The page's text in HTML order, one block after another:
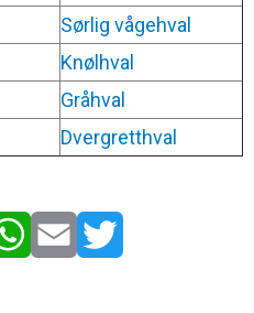
Sørlig vågehval
Knølhval
Gråhval
Dvergretthval